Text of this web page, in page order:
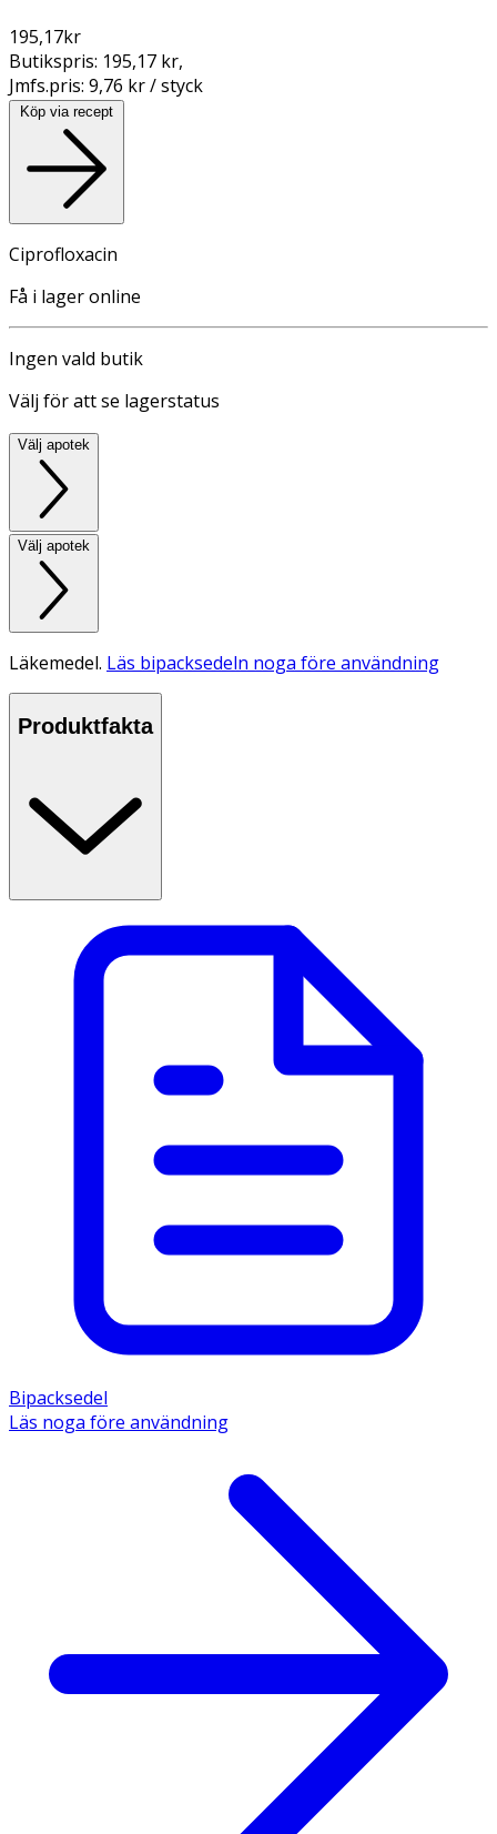
195,17kr
Butikspris: 195,17 kr,
Jmfs.pris: 9,76 kr / styck
Köp via recept
Ciprofloxacin
Få i lager online
Ingen vald butik
Välj för att se lagerstatus
Välj apotek
Välj apotek
Läkemedel. Läs bipacksedeln noga före användning
Produktfakta
Bipacksedel
Läs noga före användning